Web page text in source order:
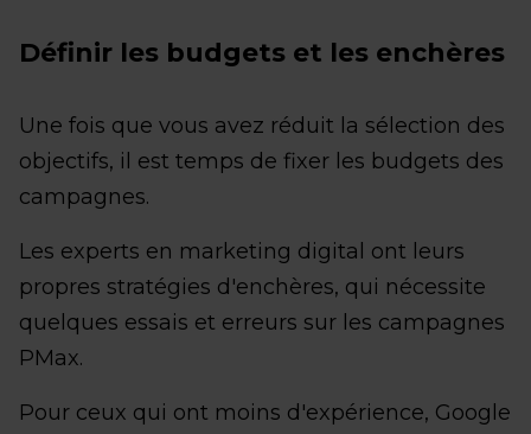
Définir les budgets et les enchères
Une fois que vous avez réduit la sélection des
objectifs, il est temps de fixer les budgets des
campagnes.
Les experts en marketing digital ont leurs
propres stratégies d'enchères, qui nécessite
quelques essais et erreurs sur les campagnes
PMax.
Pour ceux qui ont moins d'expérience, Google